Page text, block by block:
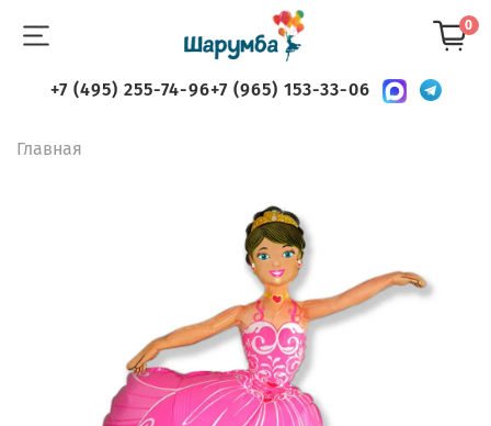
0
+7 (495) 255-74-96+7 (965) 153-33-06
Главная